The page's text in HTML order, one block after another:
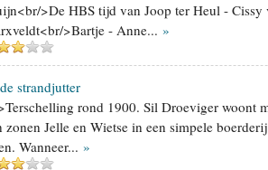
>De HBS tijd van Joop ter Heul - Cissy
>Bartje - Anne... »
strandjutter
rond 1900. Sil Droeviger woont
zonen Jelle en Wietse in een simpele
Wanneer... »